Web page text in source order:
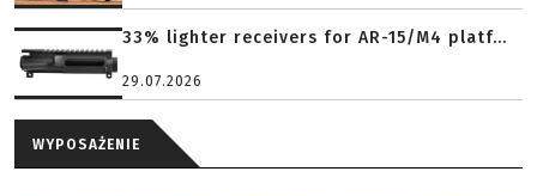
33% lighter receivers for AR-15/M4 platf...
29.07.2026
WYPOSAŻENIE